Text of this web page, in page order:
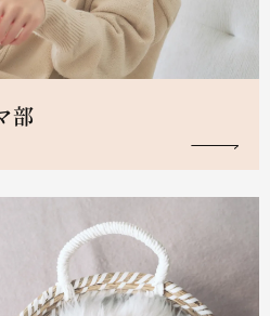
部